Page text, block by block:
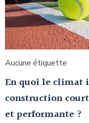
Aucune étiquette
En quoi le
construction
et performante ?